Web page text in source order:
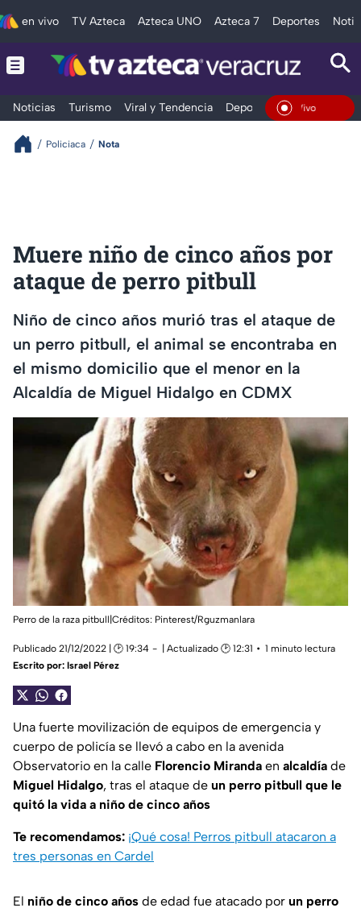
en vivo TV Azteca Azteca UNO Azteca 7 Deportes
Noticias Turismo Viral y Tendencia Deportes Espectáculos
En Vivo
Policiaca Nota
Muere niño de cinco años por
ataque de perro pitbull
Niño de cinco años murió tras el ataque de
un perro pitbull, el animal se encontraba en
el mismo domicilio que el menor en la
Alcaldía de Miguel Hidalgo en CDMX
Perro de la raza pitbull|Créditos: Pinterest/Rguzmanlara
Publicado 21/12/2022 | 🕑 19:34 | Actualizado 🕑 12:31
1 minuto lectura
Escrito por: Israel Pérez
Una fuerte movilización de equipos de emergencia y
cuerpo de policía se llevó a cabo en la avenida
Observatorio en la calle Florencio Miranda en alcaldía de
Miguel Hidalgo, tras el ataque de un perro pitbull que le
quitó la vida a niño de cinco años
Te recomendamos: ¡Qué cosa! Perros pitbull atacaron a
tres personas en Cardel
El niño de cinco años de edad fue atacado por un perro